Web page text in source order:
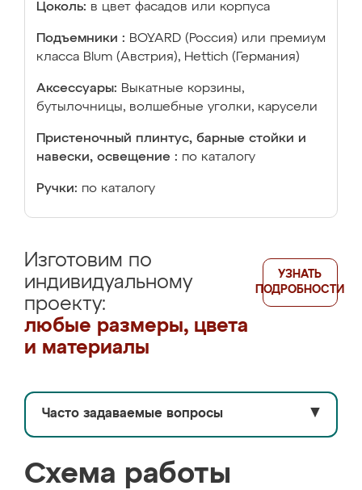
Цоколь: в цвет фасадов или корпуса
Подъемники : BOYARD (Россия) или премиум
класса Blum (Австрия), Hettich (Германия)
Аксессуары: Выкатные корзины,
бутылочницы, волшебные уголки, карусели
Пристеночный плинтус, барные стойки и
навески, освещение : по каталогу
Ручки: по каталогу
Изготовим по
индивидуальному
проекту:
любые размеры, цвета
и материалы
УЗНАТЬ
ПОДРОБНОСТИ
Часто задаваемые вопросы ▼
Схема работы